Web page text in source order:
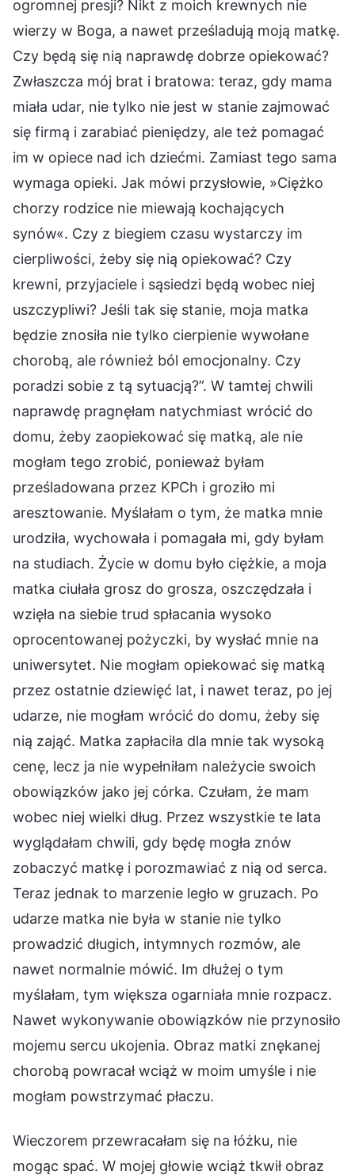
ogromnej presji? Nikt z moich krewnych nie
wierzy w Boga, a nawet prześladują moją matkę.
Czy będą się nią naprawdę dobrze opiekować?
Zwłaszcza mój brat i bratowa: teraz, gdy mama
miała udar, nie tylko nie jest w stanie zajmować
się firmą i zarabiać pieniędzy, ale też pomagać
im w opiece nad ich dziećmi. Zamiast tego sama
wymaga opieki. Jak mówi przysłowie, »Ciężko
chorzy rodzice nie miewają kochających
synów«. Czy z biegiem czasu wystarczy im
cierpliwości, żeby się nią opiekować? Czy
krewni, przyjaciele i sąsiedzi będą wobec niej
uszczypliwi? Jeśli tak się stanie, moja matka
będzie znosiła nie tylko cierpienie wywołane
chorobą, ale również ból emocjonalny. Czy
poradzi sobie z tą sytuacją?”. W tamtej chwili
naprawdę pragnęłam natychmiast wrócić do
domu, żeby zaopiekować się matką, ale nie
mogłam tego zrobić, ponieważ byłam
prześladowana przez KPCh i groziło mi
aresztowanie. Myślałam o tym, że matka mnie
urodziła, wychowała i pomagała mi, gdy byłam
na studiach. Życie w domu było ciężkie, a moja
matka ciułała grosz do grosza, oszczędzała i
wzięła na siebie trud spłacania wysoko
oprocentowanej pożyczki, by wysłać mnie na
uniwersytet. Nie mogłam opiekować się matką
przez ostatnie dziewięć lat, i nawet teraz, po jej
udarze, nie mogłam wrócić do domu, żeby się
nią zająć. Matka zapłaciła dla mnie tak wysoką
cenę, lecz ja nie wypełniłam należycie swoich
obowiązków jako jej córka. Czułam, że mam
wobec niej wielki dług. Przez wszystkie te lata
wyglądałam chwili, gdy będę mogła znów
zobaczyć matkę i porozmawiać z nią od serca.
Teraz jednak to marzenie legło w gruzach. Po
udarze matka nie była w stanie nie tylko
prowadzić długich, intymnych rozmów, ale
nawet normalnie mówić. Im dłużej o tym
myślałam, tym większa ogarniała mnie rozpacz.
Nawet wykonywanie obowiązków nie przynosiło
mojemu sercu ukojenia. Obraz matki znękanej
chorobą powracał wciąż w moim umyśle i nie
mogłam powstrzymać płaczu.
Wieczorem przewracałam się na łóżku, nie
mogąc spać. W mojej głowie wciąż tkwił obraz